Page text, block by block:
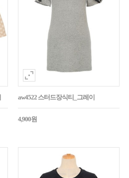
aw4522 스터드장식티_그레이
4,900원